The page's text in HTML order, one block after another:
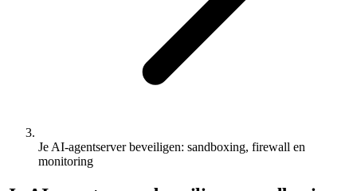
Je AI-agentserver beveiligen: sandboxing, firewall en
monitoring